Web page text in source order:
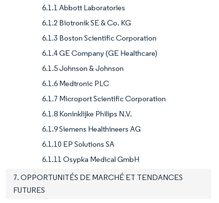
6.1.1 Abbott Laboratories
6.1.2 Biotronik SE & Co. KG
6.1.3 Boston Scientific Corporation
6.1.4 GE Company (GE Healthcare)
6.1.5 Johnson & Johnson
6.1.6 Medtronic PLC
6.1.7 Microport Scientific Corporation
6.1.8 Koninklijke Philips N.V.
6.1.9 Siemens Healthineers AG
6.1.10 EP Solutions SA
6.1.11 Osypka Medical GmbH
7. OPPORTUNITÉS DE MARCHÉ ET TENDANCES
FUTURES